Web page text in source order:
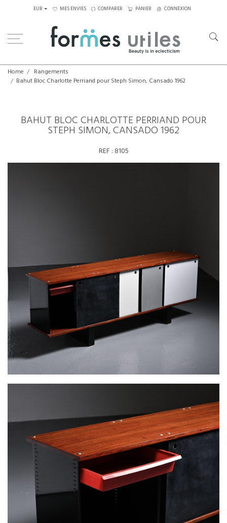
EUR MES ENVIES COMPARER PANIER CONNEXION
Home
Rangements
Bahut Bloc Charlotte Perriand pour Steph Simon, Cansado 1962
BAHUT BLOC CHARLOTTE PERRIAND POUR
STEPH SIMON, CANSADO 1962
REF : 8105